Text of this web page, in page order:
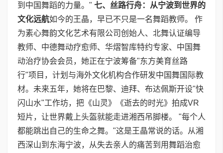
到中国舞蹈的力量。" 七、丝路行舟：从宁波到世界的
文化远航如今的王晶，早已不只是一名舞蹈教师。 作
为素心舞韵文化艺术有限公司创始人、北舞认证编导
教师、中德舞动疗愈师、华熠智库特约专家、中国舞
动治疗协会会员，她正在宁波筹备"东方美育丝路
行"项目，计划与海外文化机构合作研发中国舞国际教
材。未来五年，她将在巴黎、迪拜、布达佩斯开设"快
闪山水"工作坊，把《山灵》《逝去的时光》拍成VR
短片，让世界戴上头盔就能走进湘西吊脚楼。 "每个人
都能跳出自己的生命之舞。"这是王晶常说的话。从湘
西深山到东海宁波，从失去亲人的痛苦到用舞蹈治愈